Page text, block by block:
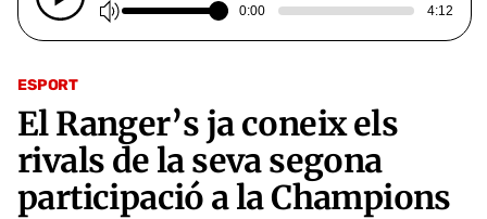
ESPORT
El Ranger’s ja coneix els
rivals de la seva segona
participació a la Champions
0:00 4:12